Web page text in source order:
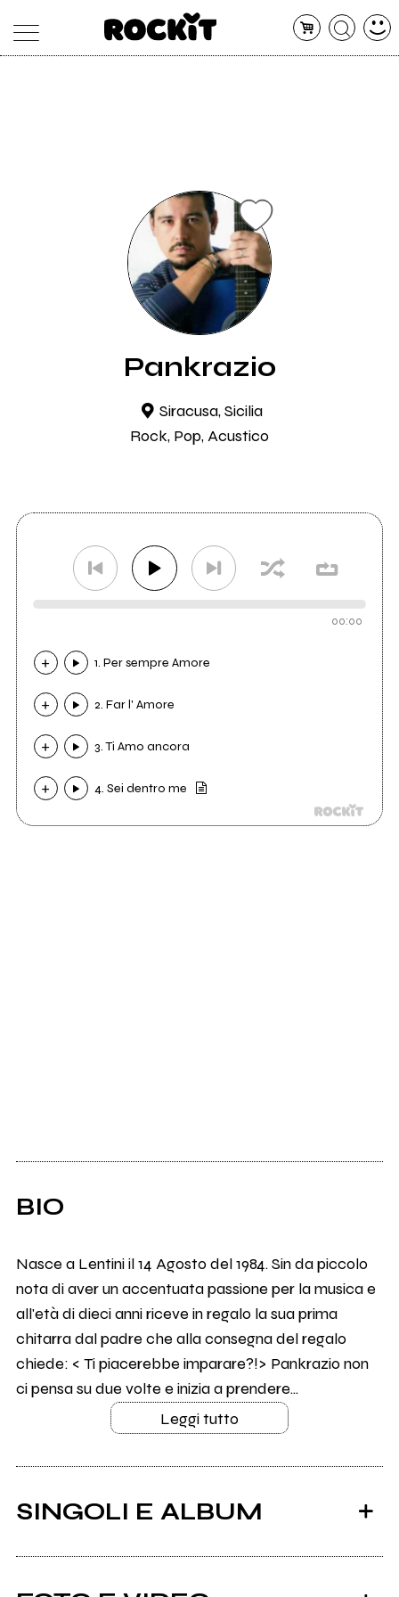
Pankrazio
Siracusa, Sicilia
Rock, Pop, Acustico
00:00
1. Per sempre Amore
2. Far l' Amore
3. Ti Amo ancora
4. Sei dentro me
BIO
Nasce a Lentini il 14 Agosto del 1984. Sin da piccolo
nota di aver un accentuata passione per la musica e
all'età di dieci anni riceve in regalo la sua prima
chitarra dal padre che alla consegna del regalo
chiede: < Ti piacerebbe imparare?!> Pankrazio non
ci pensa su due volte e inizia a prendere...
Leggi tutto
SINGOLI E ALBUM